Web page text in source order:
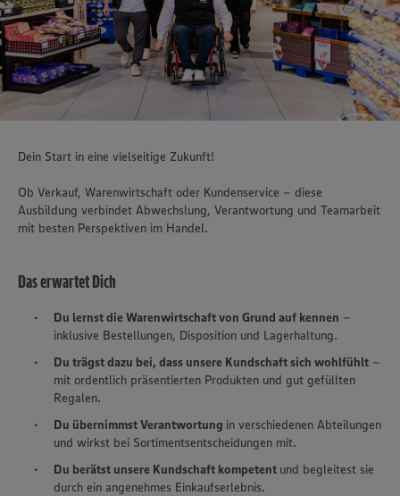
Dein Start in eine vielseitige Zukunft!
Ob Verkauf, Warenwirtschaft oder Kundenservice – diese
Ausbildung verbindet Abwechslung, Verantwortung und Teamarbeit
mit besten Perspektiven im Handel.
Das erwartet Dich
Du lernst die Warenwirtschaft von Grund auf kennen –
inklusive Bestellungen, Disposition und Lagerhaltung.​
Du trägst dazu bei, dass unsere Kundschaft sich wohlfühlt –
mit ordentlich präsentierten Produkten und gut gefüllten
Regalen.​
Du übernimmst Verantwortung in verschiedenen Abteilungen
und wirkst bei Sortimentsentscheidungen mit.​
Du berätst unsere Kundschaft kompetent und begleitest sie
durch ein angenehmes Einkaufserlebnis.​